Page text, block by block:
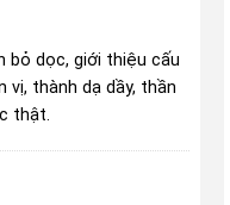
bỏ dọc, giới thiệu cấu
vị, thành dạ dầy, thần
thật.